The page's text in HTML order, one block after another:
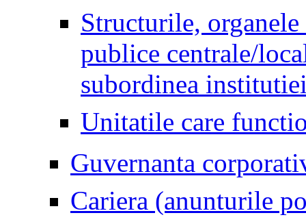
Structurile,
publice centrale/
subordinea
Unitatile care
Guvernanta
Cariera (anunturile